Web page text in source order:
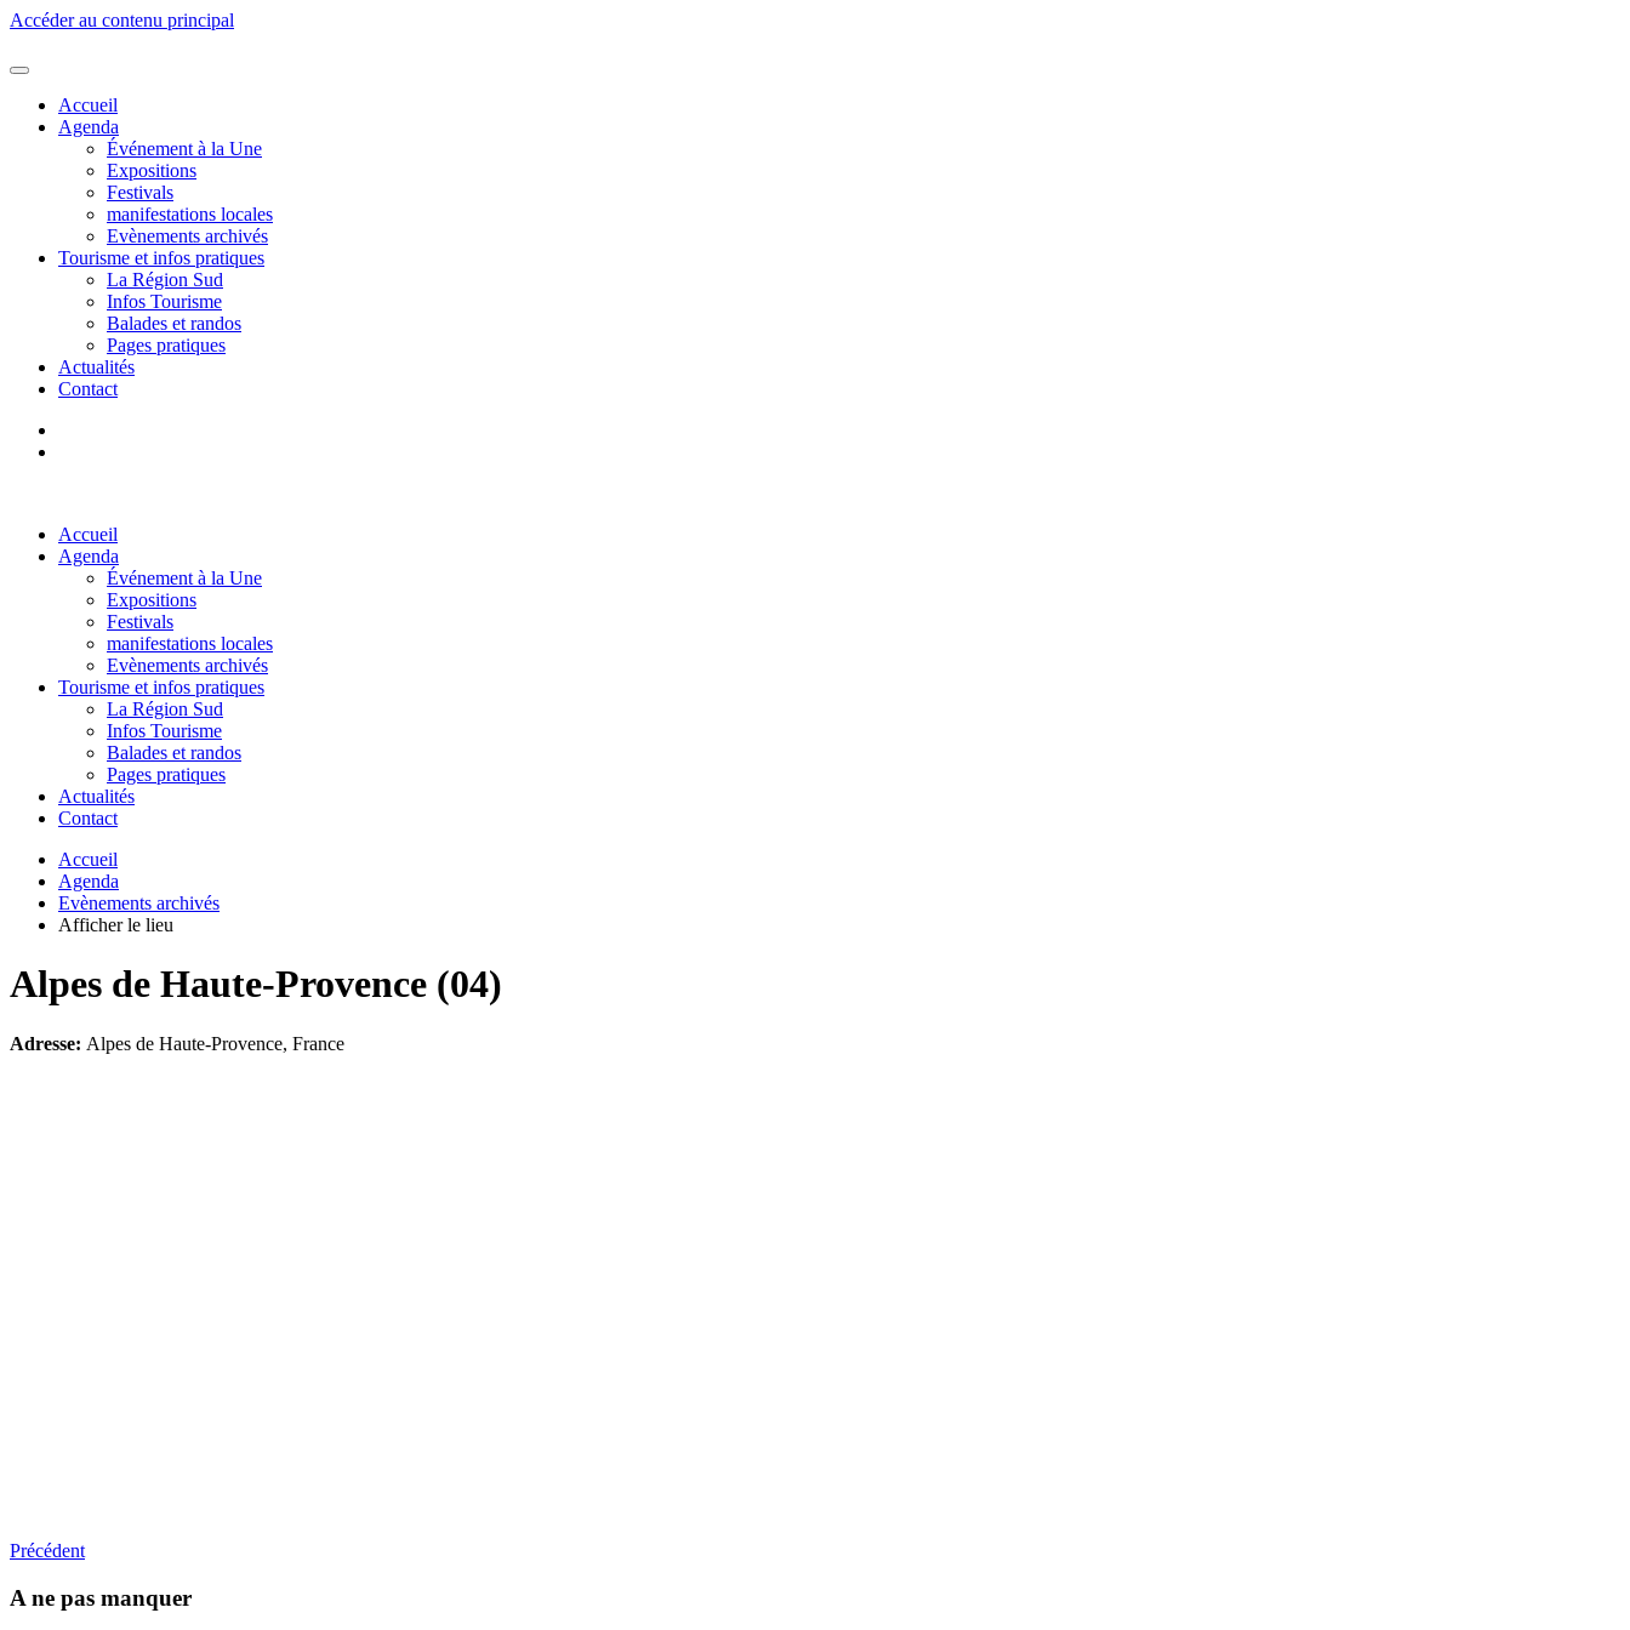
Accéder au contenu principal
Accueil
Agenda
Événement à la Une
Expositions
Festivals
manifestations locales
Evènements archivés
Tourisme et infos pratiques
La Région Sud
Infos Tourisme
Balades et randos
Pages pratiques
Actualités
Contact
Accueil
Agenda
Événement à la Une
Expositions
Festivals
manifestations locales
Evènements archivés
Tourisme et infos pratiques
La Région Sud
Infos Tourisme
Balades et randos
Pages pratiques
Actualités
Contact
Accueil
Agenda
Evènements archivés
Afficher le lieu
Alpes de Haute-Provence (04)
Adresse: Alpes de Haute-Provence, France
Précédent
A ne pas manquer